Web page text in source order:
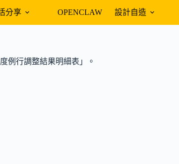
分享 OPENCLAW 設計自造
例行調整結果明細表」。